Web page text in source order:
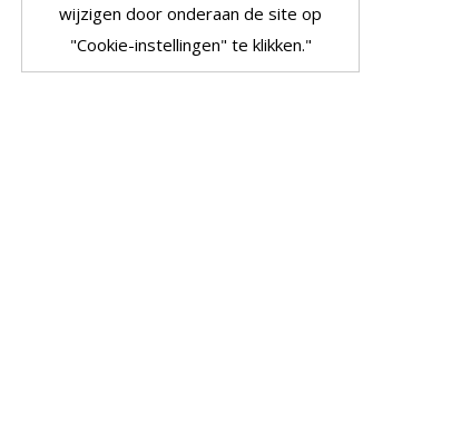
wijzigen door onderaan de site op
"Cookie-instellingen" te klikken."